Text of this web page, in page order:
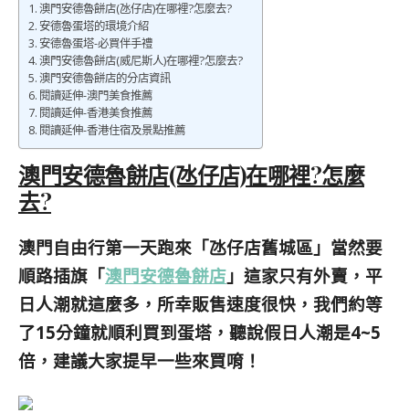
澳門安德魯餅店(氹仔店)在哪裡?怎麼去?
安德魯蛋塔的環境介紹
安德魯蛋塔-必買伴手禮
澳門安德魯餅店(威尼斯人)在哪裡?怎麼去?
澳門安德魯餅店的分店資訊
閱讀延伸-澳門美食推薦
閱讀延伸-香港美食推薦
閱讀延伸-香港住宿及景點推薦
澳門安德魯餅店(氹仔店)在哪裡?怎麼
去?
澳門自由行第一天跑來「氹仔店舊城區」當然要
順路插旗「澳門安德魯餅店 」這家只有外賣，平
日人潮就這麼多，所幸販售速度很快，我們約等
了15分鐘就順利買到蛋塔， 聽說假日人潮是4~5
倍，建議大家提早一些來買唷！